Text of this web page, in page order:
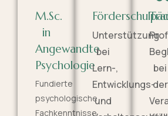
M.Sc.
in
Angewandte
Psychologie
Fundierte
psychologische
Fachkenntnisse
Unterstützung
bei
Lern-,
Entwicklungs-
und
bei
der